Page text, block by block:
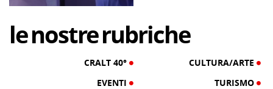
lenostrerubriche
CRALT 40°
CULTURA/ARTE
EVENTI
TURISMO